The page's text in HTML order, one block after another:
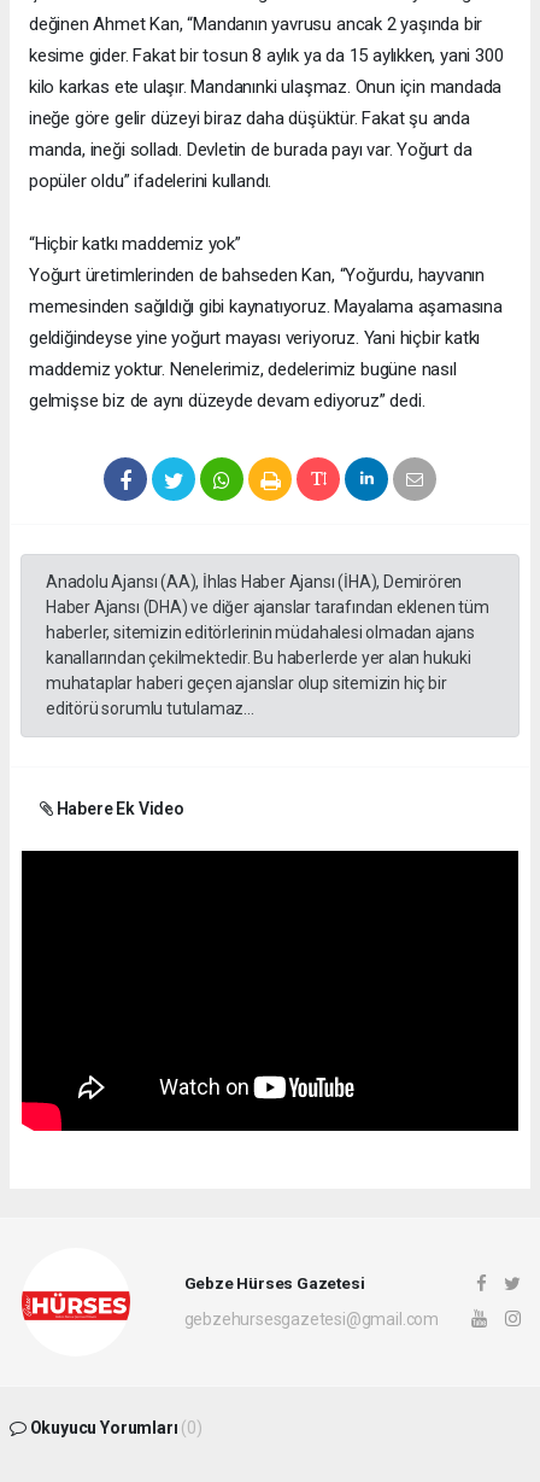
değinen Ahmet Kan, “Mandanın yavrusu ancak 2 yaşında bir
kesime gider. Fakat bir tosun 8 aylık ya da 15 aylıkken, yani 300
kilo karkas ete ulaşır. Mandanınki ulaşmaz. Onun için mandada
ineğe göre gelir düzeyi biraz daha düşüktür. Fakat şu anda
manda, ineği solladı. Devletin de burada payı var. Yoğurt da
popüler oldu” ifadelerini kullandı.
“Hiçbir katkı maddemiz yok”
Yoğurt üretimlerinden de bahseden Kan, “Yoğurdu, hayvanın
memesinden sağıldığı gibi kaynatıyoruz. Mayalama aşamasına
geldiğindeyse yine yoğurt mayası veriyoruz. Yani hiçbir katkı
maddemiz yoktur. Nenelerimiz, dedelerimiz bugüne nasıl
gelmişse biz de aynı düzeyde devam ediyoruz” dedi.
Anadolu Ajansı (AA), İhlas Haber Ajansı (İHA), Demirören
Haber Ajansı (DHA) ve diğer ajanslar tarafından eklenen tüm
haberler, sitemizin editörlerinin müdahalesi olmadan ajans
kanallarından çekilmektedir. Bu haberlerde yer alan hukuki
muhataplar haberi geçen ajanslar olup sitemizin hiç bir
editörü sorumlu tutulamaz...
Habere Ek Video
Gebze Hürses Gazetesi
gebzehursesgazetesi@gmail.com
Okuyucu Yorumları (0)